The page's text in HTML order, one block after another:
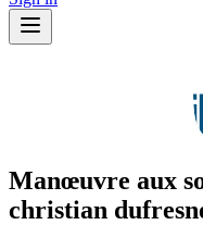
Manœuvre aux
christian